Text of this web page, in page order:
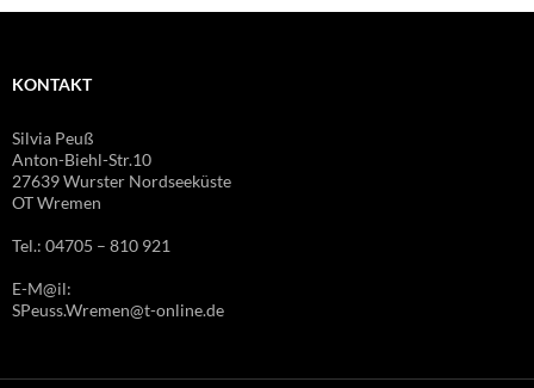
KONTAKT
Silvia Peuß
Anton-Biehl-Str.10
27639 Wurster Nordseeküste
OT Wremen
Tel.: 04705 – 810 921
E-M@il:
SPeuss.Wremen@t-online.de